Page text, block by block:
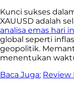
Kunci sukses
XAUUSD adalah
analisa emas hari
global seperti
geopolitik.
menentukan
Baca Juga: Review